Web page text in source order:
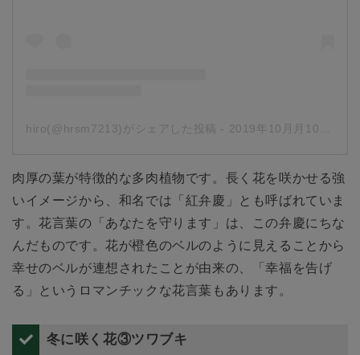
hiro(@hrsm7213)がシェアした投稿 - 2019年10月月10日午後5時37分PDT
肉厚の葉が特徴的な多肉植物です。長く花を咲かせる強
いイメージから、和名では「紅弁慶」とも呼ばれていま
す。花言葉の「あなたを守ります」は、この弁慶にちな
んだものです。花が橙色のベルのように見えることから
幸せのベルが連想されたことが由来の、「幸福を告げ
る」というロマンチックな花言葉もあります。
冬に咲く花③ツワブキ